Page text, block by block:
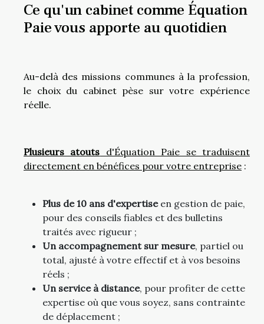
Ce qu'un cabinet comme Équation
Paie vous apporte au quotidien
Au-delà des missions communes à la profession,
le choix du cabinet pèse sur votre expérience
réelle.
Plusieurs atouts d'Équation Paie se traduisent
directement en bénéfices pour votre entreprise :
Plus de 10 ans d'expertiseen gestion de paie,
pour des conseils fiables et des bulletins
traités avec rigueur ;
Un accompagnement sur mesure, partiel ou
total, ajusté à votre effectif et à vos besoins
réels ;
Un service à distance, pour profiter de cette
expertise où que vous soyez, sans contrainte
de déplacement ;